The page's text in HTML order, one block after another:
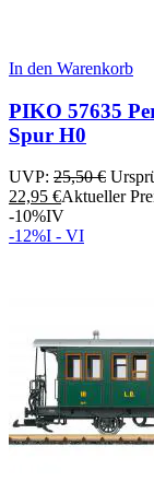
In den Warenkorb
PIKO 57635
Spur H0
UVP: 25,50€
22,95 €Aktueller
-10%IV
-12%I - VI